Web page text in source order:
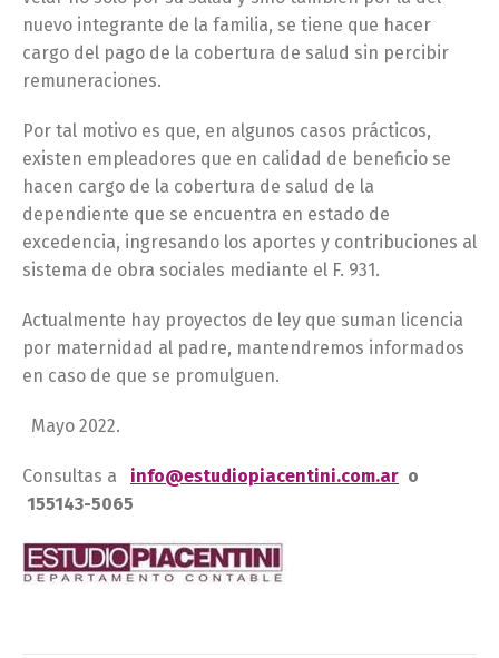
nuevo integrante de la familia, se tiene que hacer
cargo del pago de la cobertura de salud sin percibir
remuneraciones.
Por tal motivo es que, en algunos casos prácticos,
existen empleadores que en calidad de beneficio se
hacen cargo de la cobertura de salud de la
dependiente que se encuentra en estado de
excedencia, ingresando los aportes y contribuciones al
sistema de obra sociales mediante el F. 931.
Actualmente hay proyectos de ley que suman licencia
por maternidad al padre, mantendremos informados
en caso de que se promulguen.
Mayo 2022.
Consultas a info@estudiopiacentini.com.ar o
155143-5065